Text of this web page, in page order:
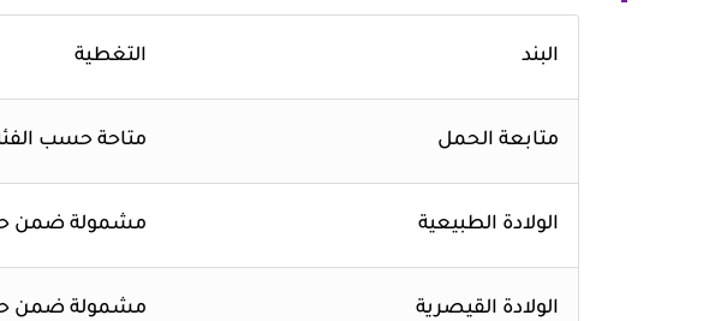
البند التغطية
متابعة الحمل متاحة حسب
الولادة الطبيعية مشمولة ضمن
الولادة القيصرية مشمولة ضمن